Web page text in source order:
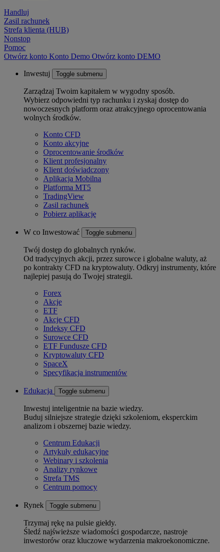
Handluj
Zasil rachunek
Strefa klienta (HUB)
Nonstop
Pomoc
Otwórz konto Konto Demo Otwórz konto DEMO
Inwestuj Toggle submenu
Zarządzaj Twoim kapitałem w wygodny sposób.
Wybierz odpowiedni typ rachunku i zyskaj dostęp do
nowoczesnych platform oraz atrakcyjnego oprocentowania
wolnych środków.
Konto CFD
Konto akcyjne
Oprocentowanie środków
Klient profesjonalny
Klient doświadczony
Aplikacja Mobilna
Platforma MT5
TradingView
Zasil rachunek
Pobierz aplikację
W co Inwestować Toggle submenu
Twój dostęp do globalnych rynków.
Od tradycyjnych akcji, przez surowce i globalne waluty, aż
po kontrakty CFD na kryptowaluty. Odkryj instrumenty, które
najlepiej pasują do Twojej strategii.
Forex
Akcje
ETF
Akcje CFD
Indeksy CFD
Surowce CFD
ETF Fundusze CFD
Kryptowaluty CFD
SpaceX
Specyfikacja instrumentów
Edukacja Toggle submenu
Inwestuj inteligentnie na bazie wiedzy.
Buduj silniejsze strategie dzięki szkoleniom, eksperckim
analizom i obszernej bazie wiedzy.
Centrum Edukacji
Artykuły edukacyjne
Webinary i szkolenia
Analizy rynkowe
Strefa TMS
Centrum pomocy
Rynek Toggle submenu
Trzymaj rękę na pulsie giełdy.
Śledź najświeższe wiadomości gospodarcze, nastroje
inwestorów oraz kluczowe wydarzenia makroekonomiczne.